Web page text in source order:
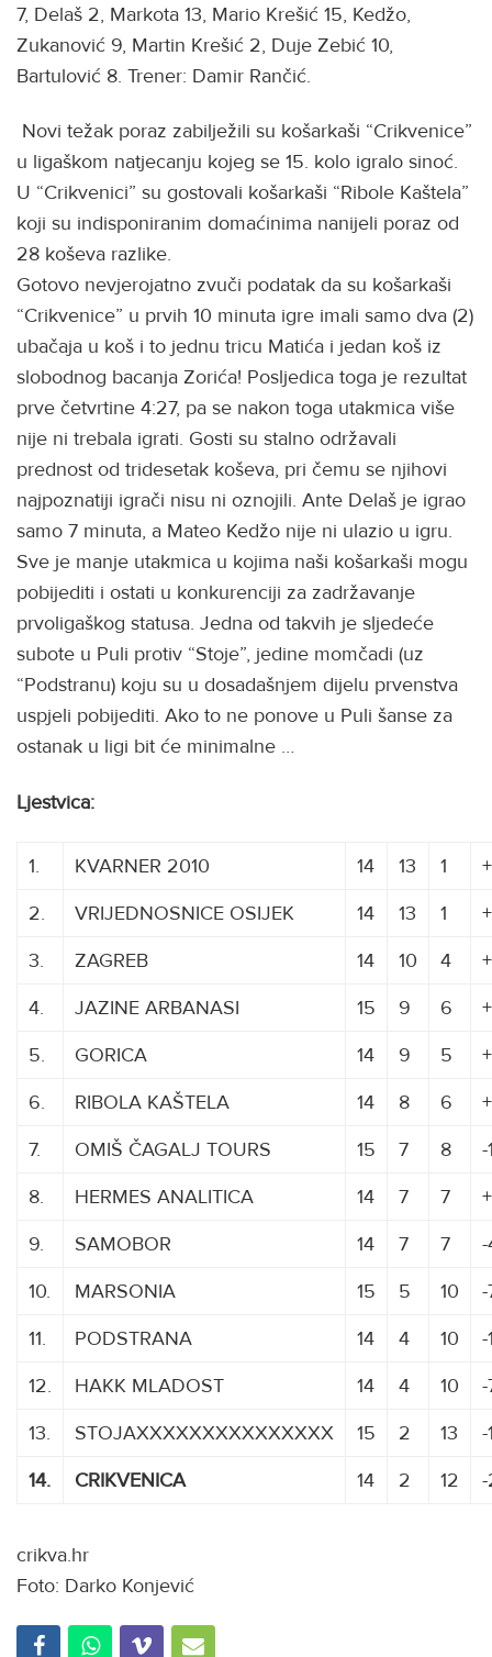
7, Delaš 2, Markota 13, Mario Krešić 15, Kedžo,
Zukanović 9, Martin Krešić 2, Duje Zebić 10,
Bartulović 8. Trener: Damir Rančić.
Novi težak poraz zabilježili su košarkaši “Crikvenice”
u ligaškom natjecanju kojeg se 15. kolo igralo sinoć.
U “Crikvenici” su gostovali košarkaši “Ribole Kaštela”
koji su indisponiranim domaćinima nanijeli poraz od
28 koševa razlike.
Gotovo nevjerojatno zvuči podatak da su košarkaši
“Crikvenice” u prvih 10 minuta igre imali samo dva (2)
ubačaja u koš i to jednu tricu Matića i jedan koš iz
slobodnog bacanja Zorića! Posljedica toga je rezultat
prve četvrtine 4:27, pa se nakon toga utakmica više
nije ni trebala igrati. Gosti su stalno održavali
prednost od tridesetak koševa, pri čemu se njihovi
najpoznatiji igrači nisu ni oznojili. Ante Delaš je igrao
samo 7 minuta, a Mateo Kedžo nije ni ulazio u igru.
Sve je manje utakmica u kojima naši košarkaši mogu
pobijediti i ostati u konkurenciji za zadržavanje
prvoligaškog statusa. Jedna od takvih je sljedeće
subote u Puli protiv “Stoje”, jedine momčadi (uz
“Podstranu) koju su u dosadašnjem dijelu prvenstva
uspjeli pobijediti. Ako to ne ponove u Puli šanse za
ostanak u ligi bit će minimalne …
Ljestvica:
1. KVARNER 2010 14 13 1
2.
VRIJEDNOSNICE OSIJEK 14 13 1
3.
ZAGREB 14 10 4
4.
JAZINE ARBANASI 15 9 6
5.
GORICA 14 9 5
6.
RIBOLA KAŠTELA 14 8 6
7.
OMIŠ ČAGALJ TOURS 15 7 8
-
8.
HERMES ANALITICA 14 7 7
9.
SAMOBOR 14 7 7
10.
MARSONIA 15 5 10
11.
PODSTRANA 14 4 10
-
12.
HAKK MLADOST 14 4 10
-
13.
STOJAXXXXXXXXXXXXXXX 15 2 13
-
14.
CRIKVENICA 14 2 12 -
crikva.hr
Foto: Darko Konjević